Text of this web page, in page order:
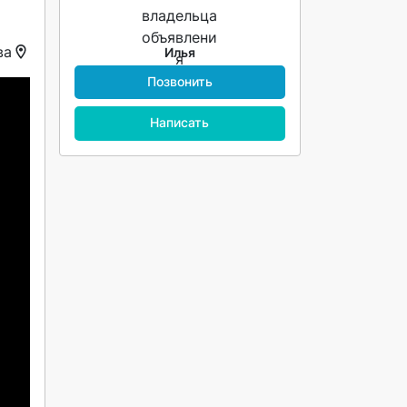
Илья
Позвонить
Написать